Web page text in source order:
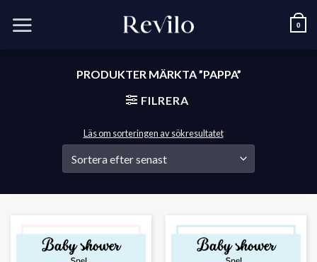
0
PRODUKTER MÄRKTA ”PAPPA”
FILRERA
Läs om sorteringen av sökresultatet